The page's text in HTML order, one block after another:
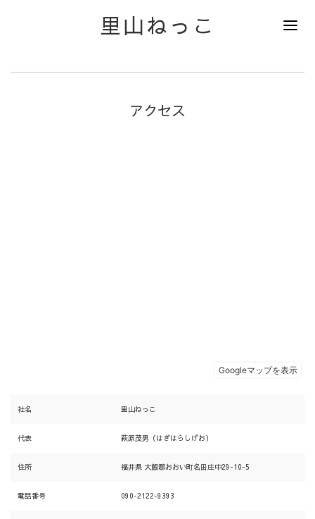
里山ねっこ
アクセス
社名 里山ねっこ
代表 萩原茂男（はぎはらしげお）
住所 福井県 大飯郡おおい町名田庄中29-10-5
電話番号 090-2122-9393